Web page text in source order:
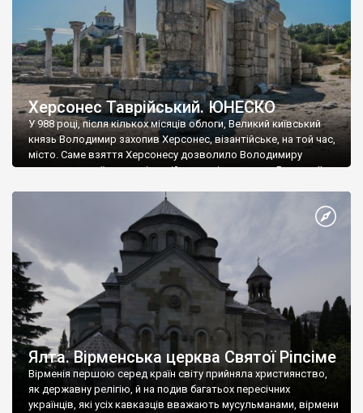
Херсонес Таврійський. ЮНЕСКО
У 988 році, після кількох місяців облоги, Великий київський
князь Володимир захопив Херсонес, візантійське, на той час,
місто. Саме взяття Херсонесу дозволило Володимиру
диктувати свої умови візантійському імператору Василю ІІ, та
Херсонесі Володимир-язичник, став Василем-християнином.
А потім було Хрещення Русі. На честь Херсонесу Таврійського
Ялта. Вірменська церква Святої Ріпсіме
Вірменія першою серед країн світу прийняла християнство,
як державну релігію, й на подив багатьох пересічних
українців, які усіх кавказців вважають мусульманами, вірмени